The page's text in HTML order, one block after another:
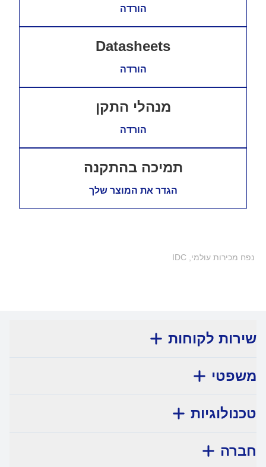
הורדה
Datasheets
הורדה
מנהלי התקן
הורדה
תמיכה בהתקנה
הגדר את המוצר שלך
נפח מכירות עולמי, IDC
שירות לקוחות
משפטי
טכנולוגיות
חברה